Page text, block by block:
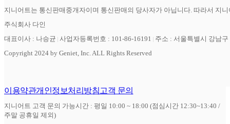
지니어트는 통신판매중개자이며 통신판매의 당사자가 아닙니다. 따라서 지
주식회사 다인
대표이사 : 나승균 사업자등록번호 : 101-86-16191
주소 : 서울특별시 강남
Copyright 2024 by Geniet, Inc. ALL Rights Reserved
이용약관개인정보처리방침고객 문의
지니어트 고객 문의 가능시간 : 평일 10:00 ~ 18:00 (점심시간 12:30~13:40 /
주말 공휴일 제외)